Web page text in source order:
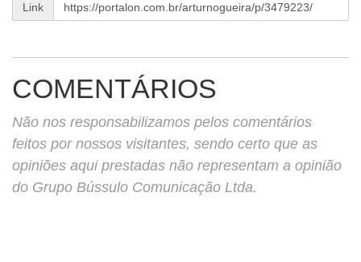
Link
COMENTÁRIOS
Não nos responsabilizamos pelos comentários
feitos por nossos visitantes, sendo certo que as
opiniões aqui prestadas não representam a opinião
do Grupo Bússulo Comunicação Ltda.